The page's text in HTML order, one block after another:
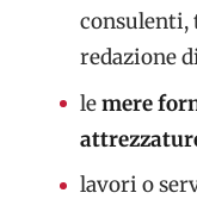
consulenti,
redazione
lemere
lavori o